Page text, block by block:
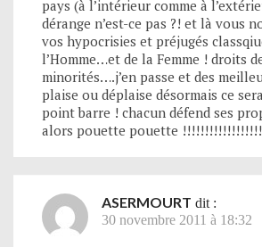
pays (à l’intérieur comme à
dérange n’est-ce pas ?! et là vous
vos hypocrisies et préjugés
l’Homme…et de la Femme ! droits
minorités….j’en passe et des
plaise ou déplaise désormais ce
point barre ! chacun défend ses
alors pouette pouette
ASERMOURT dit :
30 novembre 2011 à 18:32